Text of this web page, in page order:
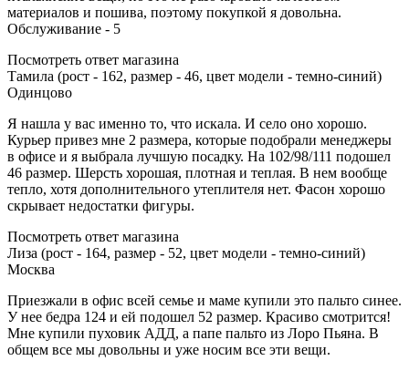
материалов и пошива, поэтому покупкой я довольна.
Обслуживание - 5
Посмотреть ответ магазина
Тамила (рост - 162, размер - 46, цвет модели - темно-синий)
Одинцово
Я нашла у вас именно то, что искала. И село оно хорошо.
Курьер привез мне 2 размера, которые подобрали менеджеры
в офисе и я выбрала лучшую посадку. На 102/98/111 подошел
46 размер. Шерсть хорошая, плотная и теплая. В нем вообще
тепло, хотя дополнительного утеплителя нет. Фасон хорошо
скрывает недостатки фигуры.
Посмотреть ответ магазина
Лиза (рост - 164, размер - 52, цвет модели - темно-синий)
Москва
Приезжали в офис всей семье и маме купили это пальто синее.
У нее бедра 124 и ей подошел 52 размер. Красиво смотрится!
Мне купили пуховик АДД, а папе пальто из Лоро Пьяна. В
общем все мы довольны и уже носим все эти вещи.